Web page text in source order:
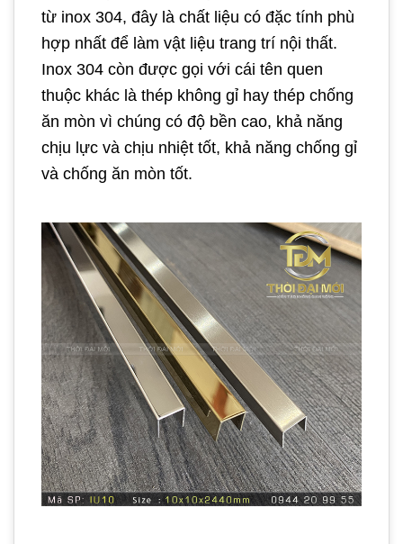
từ inox 304, đây là chất liệu có đặc tính phù
hợp nhất để làm vật liệu trang trí nội thất.
Inox 304 còn được gọi với cái tên quen
thuộc khác là thép không gỉ hay thép chống
ăn mòn vì chúng có độ bền cao, khả năng
chịu lực và chịu nhiệt tốt, khả năng chống gỉ
và chống ăn mòn tốt.